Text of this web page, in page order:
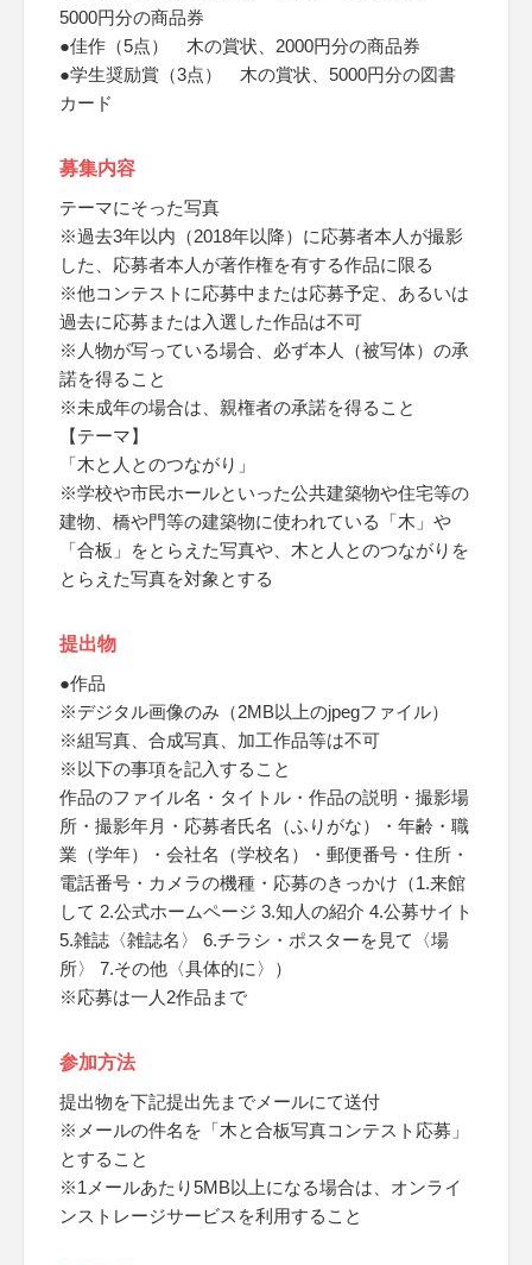
5000円分の商品券
●佳作（5点） 木の賞状、2000円分の商品券
●学生奨励賞（3点） 木の賞状、5000円分の図書
カード
募集内容
テーマにそった写真
※過去3年以内（2018年以降）に応募者本人が撮影
した、応募者本人が著作権を有する作品に限る
※他コンテストに応募中または応募予定、あるいは
過去に応募または入選した作品は不可
※人物が写っている場合、必ず本人（被写体）の承
諾を得ること
※未成年の場合は、親権者の承諾を得ること
【テーマ】
「木と人とのつながり」
※学校や市民ホールといった公共建築物や住宅等の
建物、橋や門等の建築物に使われている「木」や
「合板」をとらえた写真や、木と人とのつながりを
とらえた写真を対象とする
提出物
●作品
※デジタル画像のみ（2MB以上のjpegファイル）
※組写真、合成写真、加工作品等は不可
※以下の事項を記入すること
作品のファイル名・タイトル・作品の説明・撮影場
所・撮影年月・応募者氏名（ふりがな）・年齢・職
業（学年）・会社名（学校名）・郵便番号・住所・
電話番号・カメラの機種・応募のきっかけ（1.来館
して 2.公式ホームページ 3.知人の紹介 4.公募サイト
5.雑誌〈雑誌名〉 6.チラシ・ポスターを見て〈場
所〉 7.その他〈具体的に〉）
※応募は一人2作品まで
参加方法
提出物を下記提出先までメールにて送付
※メールの件名を「木と合板写真コンテスト応募」
とすること
※1メールあたり5MB以上になる場合は、オンライ
ンストレージサービスを利用すること